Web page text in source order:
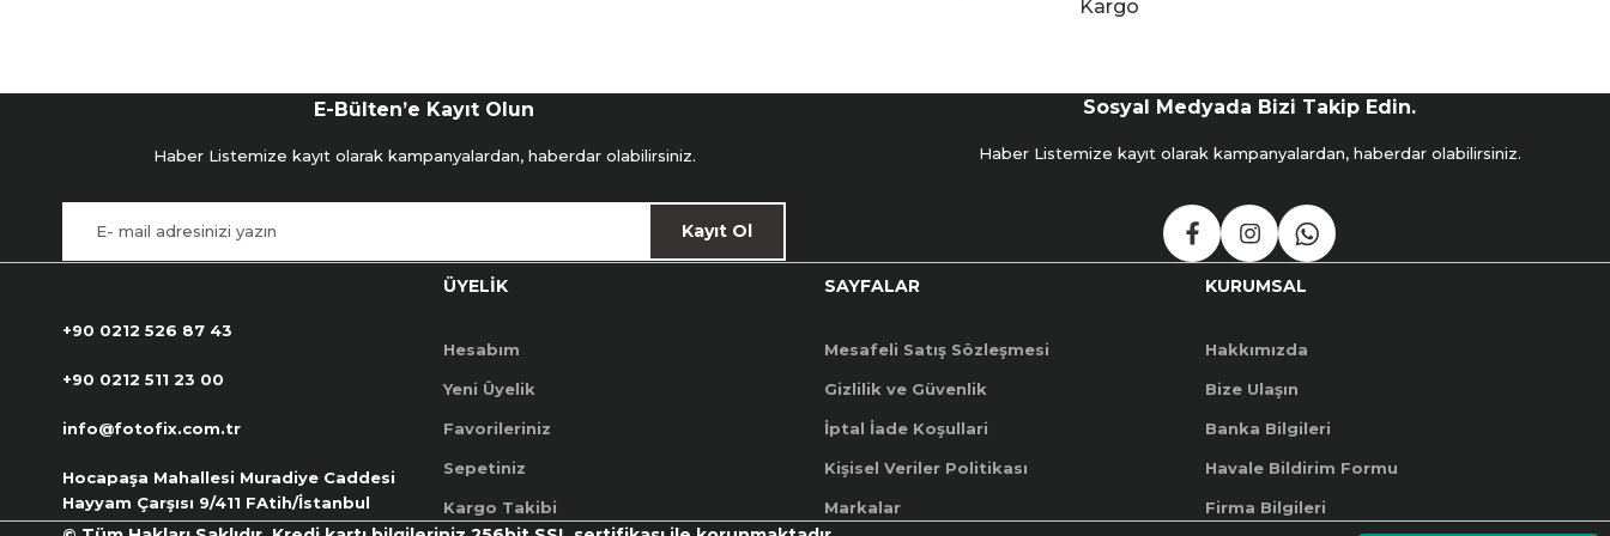
Kargo
E-Bülten’e Kayıt Olun
Haber Listemize kayıt olarak kampanyalardan, haberdar olabilirsiniz.
Kayıt Ol
Sosyal Medyada Bizi Takip Edin.
Haber Listemize kayıt olarak kampanyalardan, haberdar olabilirsiniz.
+90 0212 526 87 43
+90 0212 511 23 00
info@fotofix.com.tr
Hocapaşa Mahallesi Muradiye Caddesi
Hayyam Çarşısı 9/411 FAtih/İstanbul
ÜYELİK
Hesabım
Yeni Üyelik
Favorileriniz
Sepetiniz
Kargo Takibi
SAYFALAR
Mesafeli Satış Sözleşmesi
Gizlilik ve Güvenlik
İptal İade Koşullari
Kişisel Veriler Politikası
Markalar
KURUMSAL
Hakkımızda
Bize Ulaşın
Banka Bilgileri
Havale Bildirim Formu
Firma Bilgileri